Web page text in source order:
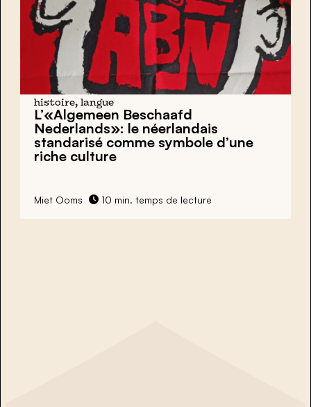
histoire, langue
L’«Algemeen Beschaafd
Nederlands»: le néerlandais
standarisé comme symbole d’une
riche culture
Miet Ooms 10 min. temps de lecture